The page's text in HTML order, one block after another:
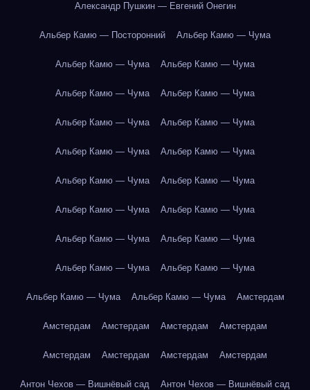
Александр Пушкин — Евгений Онегин
Альбер Камю — Посторонний Альбер Камю — Чума
Альбер Камю — Чума Альбер Камю — Чума
Альбер Камю — Чума Альбер Камю — Чума
Альбер Камю — Чума Альбер Камю — Чума
Альбер Камю — Чума Альбер Камю — Чума
Альбер Камю — Чума Альбер Камю — Чума
Альбер Камю — Чума Альбер Камю — Чума
Альбер Камю — Чума Альбер Камю — Чума
Альбер Камю — Чума Альбер Камю — Чума
Альбер Камю — Чума Альбер Камю — Чума Амстердам
Амстердам Амстердам Амстердам Амстердам
Амстердам Амстердам Амстердам Амстердам
Антон Чехов — Вишнёвый сад Антон Чехов — Вишнёвый сад